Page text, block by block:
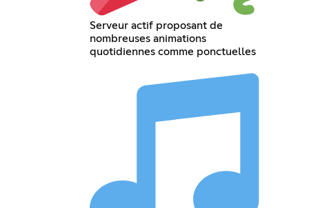
Serveur actif proposant de
nombreuses animations
quotidiennes comme ponctuelles